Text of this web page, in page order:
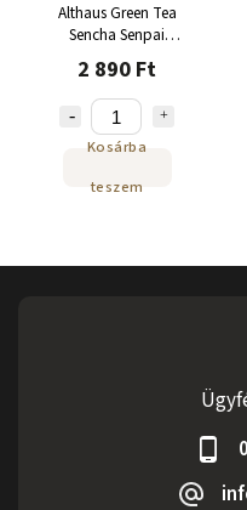
Althaus Green Tea
Sencha Senpai
15x2,75g
2 890 Ft
Kosárba
teszem